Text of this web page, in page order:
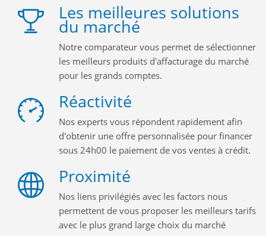
Les meilleures solutions
du marché
Notre comparateur vous permet de sélectionner
les meilleurs produits d'affacturage du marché
pour les grands comptes.
Réactivité
Nos experts vous répondent rapidement afin
d'obtenir une offre personnalisée pour financer
sous 24h00 le paiement de vos ventes à crédit.
Proximité
Nos liens privilégiés avec les factors nous
permettent de vous proposer les meilleurs tarifs
avec le plus grand large choix du marché